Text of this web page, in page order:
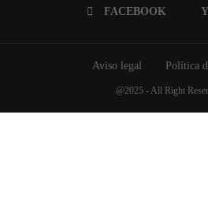
FACEBOOK
Aviso legal Política
@2025 - All Right